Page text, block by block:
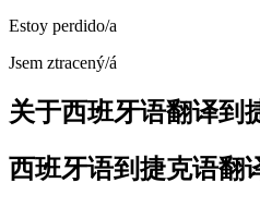
Estoy perdido/a
Jsem ztracený/á
关于西班牙语翻译到
西班牙语到捷克语翻